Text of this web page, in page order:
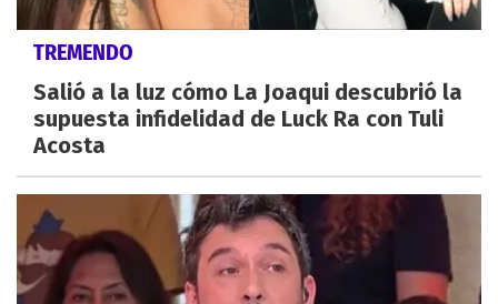
TREMENDO
Salió a la luz cómo La Joaqui descubrió la
supuesta infidelidad de Luck Ra con Tuli
Acosta